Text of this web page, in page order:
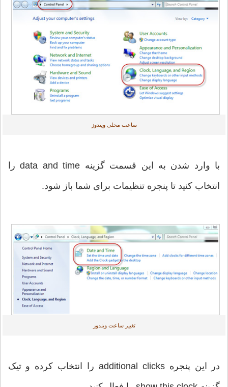
ساعت محلی ویندوز
با وارد شدن به این قسمت گزینه data and time را
انتخاب کنید تا پنجره تنظیمات برای شما باز شود.
تغییر ساعت ویندوز
در این پنجره additional clicks را انتخاب کرده و تیک